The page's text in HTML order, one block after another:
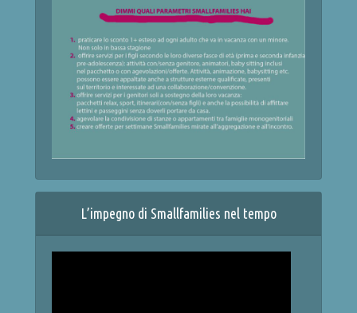
L’impegno di Smallfamilies nel tempo